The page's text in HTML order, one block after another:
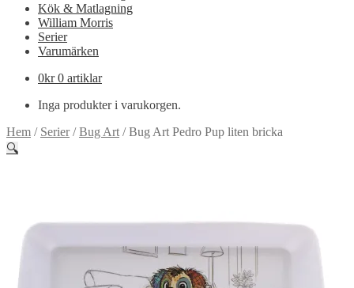
Kök & Matlagning
William Morris
Serier
Varumärken
0kr 0 artiklar
Inga produkter i varukorgen.
Hem / Serier/Bug Art /Bug Art Pedro Pup liten bricka
🔍